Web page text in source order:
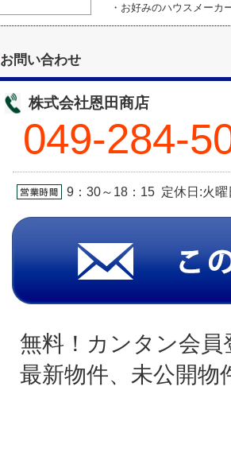
・お好みのハウスメーカ
お問い合わせ
株式会社恩田商店
049-284-
9：30～18：15 定休日:火曜
無料！カンタン会員
最新物件、未公開物